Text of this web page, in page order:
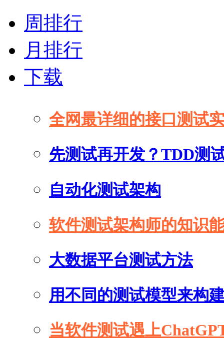
周排行
月排行
下载
全网最详细的接口测试
先测试再开发？TDD测
自动化测试架构
软件测试架构师的知识
大数据平台测试方法
用不同的测试模型来构
当软件测试遇上